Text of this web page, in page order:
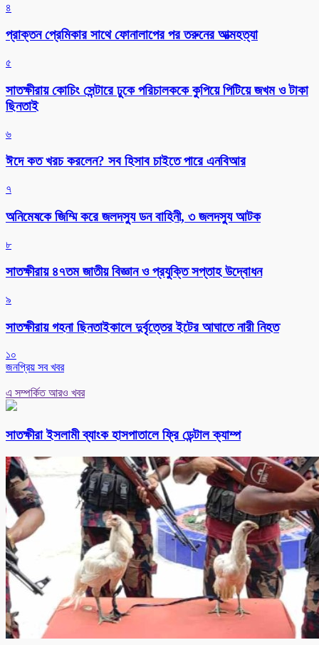
৪
প্রাক্তন প্রেমিকার সাথে ফোনালাপের পর তরুনের আত্মহত্যা
৫
সাতক্ষীরায় কোচিং সেন্টারে ঢুকে পরিচালককে কুপিয়ে পিটিয়ে জখম ও টাকা
ছিনতাই
৬
ঈদে কত খরচ করলেন? সব হিসাব চাইতে পারে এনবিআর
৭
অনিমেষকে জিম্মি করে জলদস্যু ডন বাহিনী, ৩ জলদস্যু আটক
৮
সাতক্ষীরায় ৪৭তম জাতীয় বিজ্ঞান ও প্রযুক্তি সপ্তাহ উদ্বোধন
৯
সাতক্ষীরায় গহনা ছিনতাইকালে দুর্বৃত্তের ইটের আঘাতে নারী নিহত
১০
জনপ্রিয় সব খবর
এ সম্পর্কিত আরও খবর
সাতক্ষীরা ইসলামী ব্যাংক হাসপাতালে ফ্রি ডেন্টাল ক্যাম্প